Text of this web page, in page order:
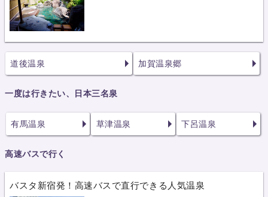
道後温泉 加賀温泉郷
一度は行きたい、日本三名泉
有馬温泉 草津温泉 下呂温泉
高速バスで行く
バスタ新宿発！高速バスで直行できる人気温泉